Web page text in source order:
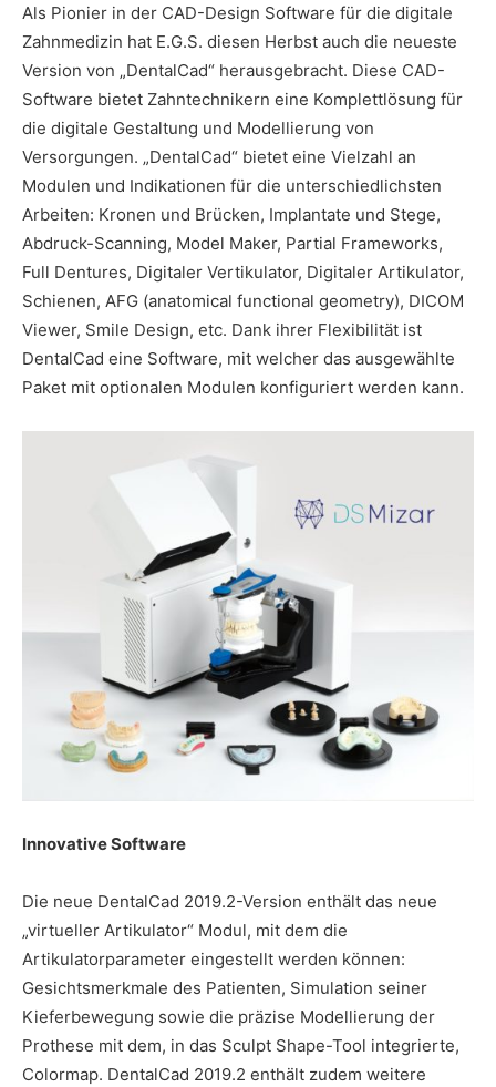
Als Pionier in der CAD-Design Software für die digitale
Zahnmedizin hat E.G.S. diesen Herbst auch die neueste
Version von „DentalCad“ herausgebracht. Diese CAD-
Software bietet Zahntechnikern eine Komplettlösung für
die digitale Gestaltung und Modellierung von
Versorgungen. „DentalCad“ bietet eine Vielzahl an
Modulen und Indikationen für die unterschiedlichsten
Arbeiten: Kronen und Brücken, Implantate und Stege,
Abdruck-Scanning, Model Maker, Partial Frameworks,
Full Dentures, Digitaler Vertikulator, Digitaler Artikulator,
Schienen, AFG (anatomical functional geometry), DICOM
Viewer, Smile Design, etc. Dank ihrer Flexibilität ist
DentalCad eine Software, mit welcher das ausgewählte
Paket mit optionalen Modulen konfiguriert werden kann.
Innovative Software
Die neue DentalCad 2019.2-Version enthält das neue
„virtueller Artikulator“ Modul, mit dem die
Artikulatorparameter eingestellt werden können:
Gesichtsmerkmale des Patienten, Simulation seiner
Kieferbewegung sowie die präzise Modellierung der
Prothese mit dem, in das Sculpt Shape-Tool integrierte,
Colormap. DentalCad 2019.2 enthält zudem weitere